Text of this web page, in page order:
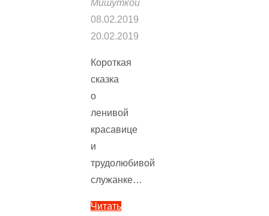
Мишуткой
08.02.2019
20.02.2019
Короткая
сказка
о
ленивой
красавице
и
трудолюбивой
служанке…
Читать